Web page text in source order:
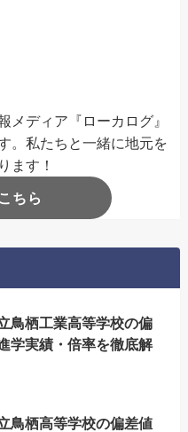
メディア『ローカログ』
。私たちと一緒に地元を
ます！
ちら
鳥栖工業高等学校の偏
学実績・倍率を徹底解
鳥栖高等学校の偏差値